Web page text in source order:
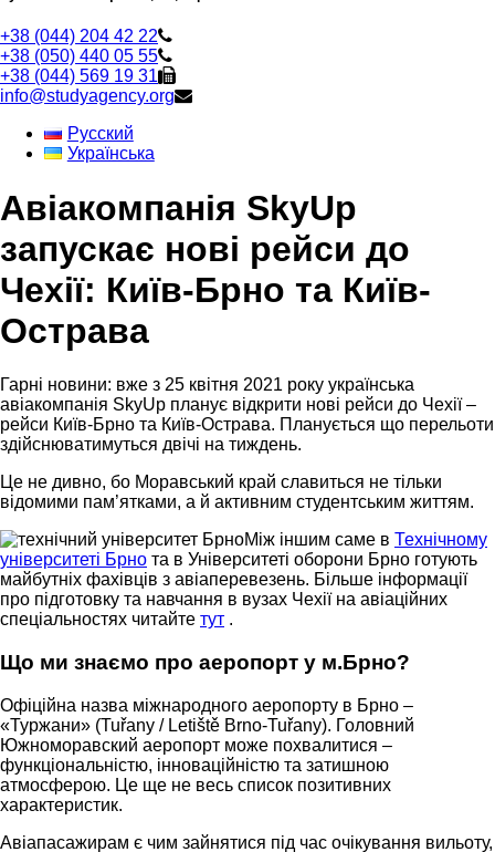
+38 (044) 204 42 22
+38 (050) 440 05 55
+38 (044) 569 19 31
info@studyagency.org
Русский
Українська
Авіакомпанія SkyUp
запускає нові рейси до
Чехії: Київ-Брно та Київ-
Острава
Гарні новини: вже з 25 квітня 2021 року українська
авіакомпанія SkyUp планує відкрити нові рейси до Чехії –
рейси Київ-Брно та Київ-Острава. Планується що перельоти
здійснюватимуться двічі на тиждень.
Це не дивно, бо Моравський край славиться не тільки
відомими пам’ятками, а й активним студентським життям.
Між іншим саме в Технічному
університеті Брно та в Університеті оборони Брно готують
майбутніх фахівців з авіаперевезень. Більше інформації
про підготовку та навчання в вузах Чехії на авіаційних
спеціальностях читайте тут .
Що ми знаємо про аеропорт у м.Брно?
Офіційна назва міжнародного аеропорту в Брно –
«Туржани» (Tuřany / Letiště Brno-Tuřany). Головний
Южноморавский аеропорт може похвалитися –
функціональністю, інноваційністю та затишною
атмосферою. Це ще не весь список позитивних
характеристик.
Авіапасажирам є чим зайнятися під час очікування вильоту,